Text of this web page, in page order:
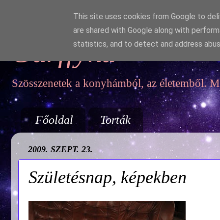
Garffyka
Szösszenetek a konyhámból, az életemből.
Főoldal Torták
2009. SZEPT. 23.
Születésnap, képekben
This site uses cookies from Google to
are shared with Google along with
statistics, and to detect and address